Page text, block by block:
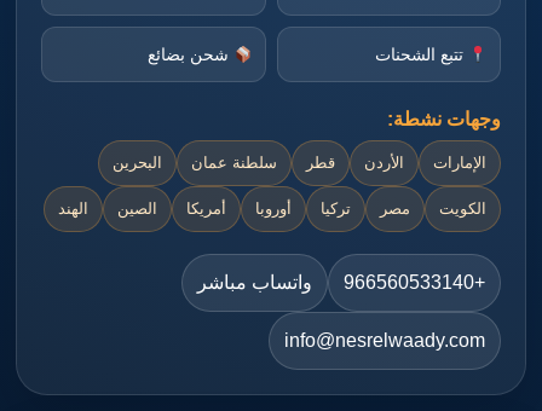
تتبع الشحنات شحن بضائع
وجهات نشطة:
الإمارات الأردن قطر سلطنة عمان البحرين
الكويت مصر تركيا أوروبا أمريكا الصين الهند
+966560533140 واتساب مباشر
info@nesrelwaady.com